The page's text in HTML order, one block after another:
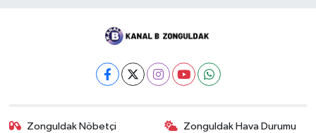
Zonguldak Nöbetçi
Zonguldak Hava Durumu